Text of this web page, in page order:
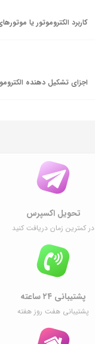
کاربرد الکتروموتور یا
اجزای تشکیل دهنده
تحویل اکسپرس
در کمترین زمان دریافت کنید
پشتیبانی ۲۴ ساعته
پشتیبانی هفت روز هفته